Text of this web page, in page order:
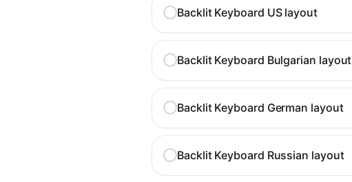
Backlit Keyboard US layout
Backlit Keyboard Bulgarian layout
Backlit Keyboard German layout
Backlit Keyboard Russian layout